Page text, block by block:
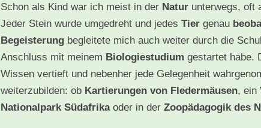
Schon als Kind war ich meist in der Natur unterwegs, oft
Jeder Stein wurde umgedreht und jedesTier genau
Begeisterung begleitete mich auch weiter durch die
Anschluss mit meinem Biologiestudium gestartet habe.
Wissen vertieft und nebenher jede Gelegenheit
weiterzubilden: ob Kartierungen von Fledermäusen, ein
Nationalpark Südafrikaoder in derZoopädagogik des